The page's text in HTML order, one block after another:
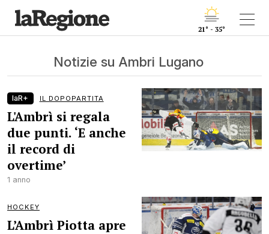
21° - 35°
Notizie su Ambri Lugano
laR+ IL DOPOPARTITA
L'Ambrì si regala
due punti. ‘E anche
il record di
overtime’
1 anno
HOCKEY
L’Ambrì Piotta apre